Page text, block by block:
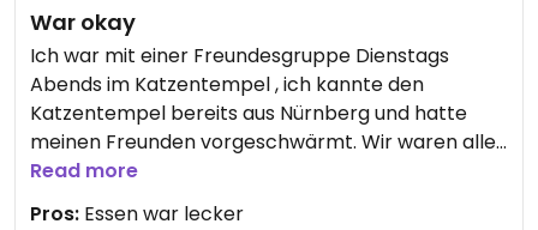
War okay
Ich war mit einer Freundesgruppe Dienstags
Abends im Katzentempel , ich kannte den
Katzentempel bereits aus Nürnberg und hatte
meinen Freunden vorgeschwärmt. Wir waren alle
sehr gespannt und wurden leider enttäuscht.
Zuerst ist die Räumlichkeit für Katzen meiner
Read more
Pros: Essen war lecker